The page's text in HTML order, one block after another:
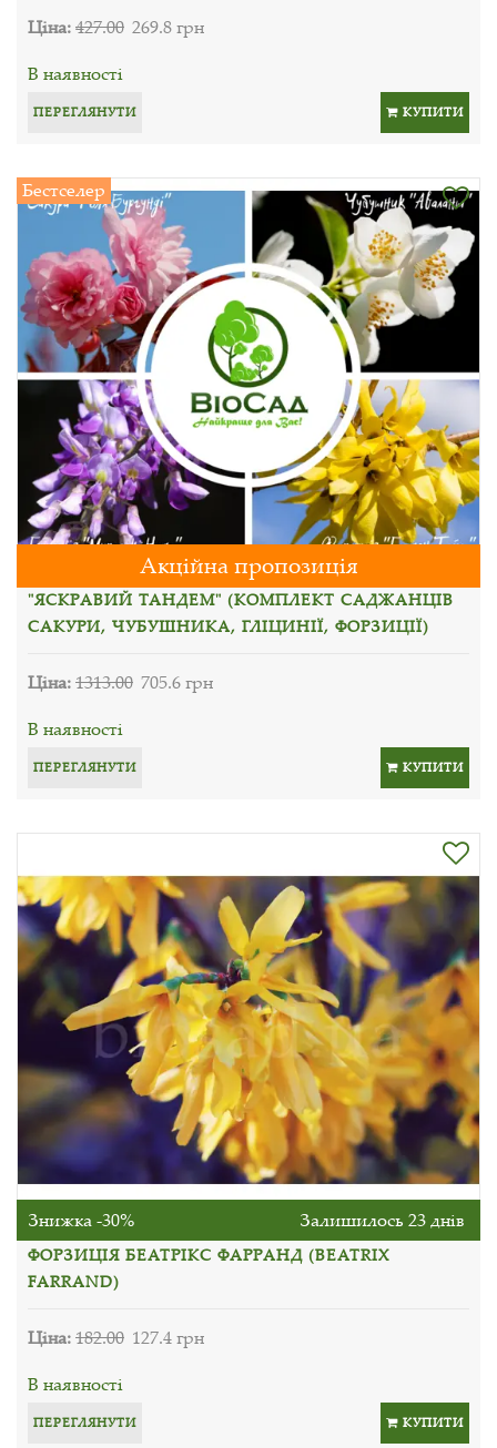
Ціна:427.00 269.8 грн
В наявності
ПЕРЕГЛЯНУТИ КУПИТИ
Бестселер
Акційна пропозиція
"ЯСКРАВИЙ ТАНДЕМ" (КОМПЛЕКТ САДЖАНЦІВ
САКУРИ, ЧУБУШНИКА, ГЛІЦИНІЇ, ФОРЗИЦІЇ)
Ціна:1313.00 705.6 грн
В наявності
ПЕРЕГЛЯНУТИ КУПИТИ
Знижка -30% Залишилось 23 днів
ФОРЗИЦІЯ БЕАТРІКС ФАРРАНД (BEATRIX
FARRAND)
Ціна:182.00 127.4 грн
В наявності
ПЕРЕГЛЯНУТИ КУПИТИ